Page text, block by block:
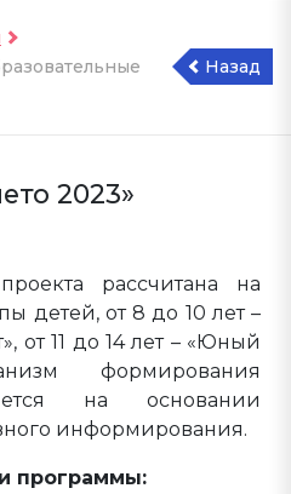
Назад
2023»
рассчитана на
детей, от 8 до 10 лет –
от 11 до 14 лет – «Юный
формирования
на основании
информирования.
программы: